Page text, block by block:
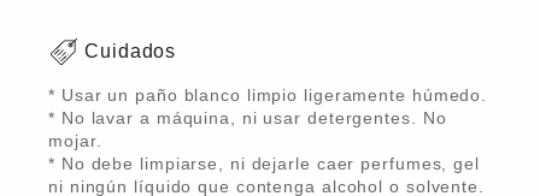
Cuidados
* Usar un paño blanco limpio ligeramente húmedo.
* No lavar a máquina, ni usar detergentes. No
mojar.
* No debe limpiarse, ni dejarle caer perfumes, gel
ni ningún líquido que contenga alcohol o solvente.